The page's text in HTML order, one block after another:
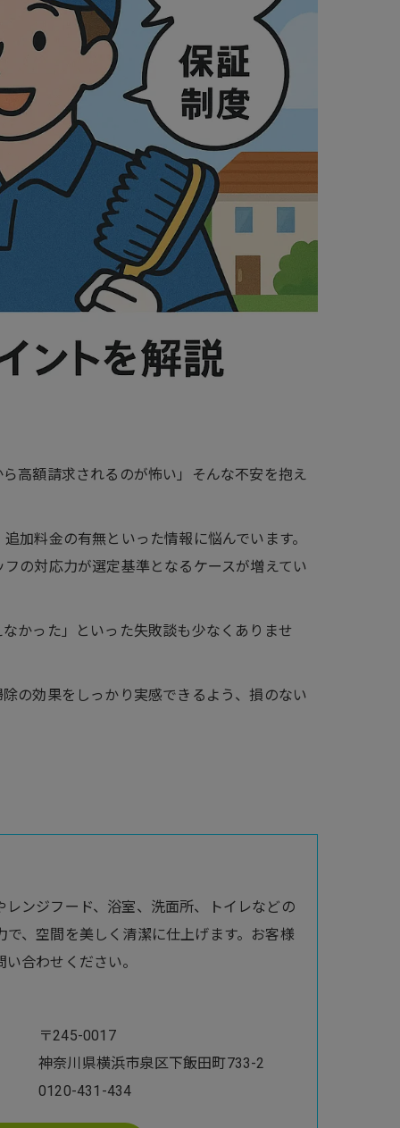
高額請求されるのが怖い」そんな不安を抱え
加料金の有無といった情報に悩んでいます。
の対応力が選定基準となるケースが増えてい
かった」といった失敗談も少なくありませ
の効果をしっかり実感できるよう、損のない
ンジフード、浴室、洗面所、トイレなどの
、空間を美しく清潔に仕上げます。お客様
合わせください。
〒245-0017
神奈川県横浜市泉区下飯田町733-2
0120-431-434